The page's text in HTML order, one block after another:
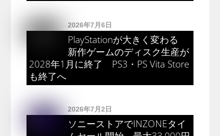
2026年7月6日
PlayStationが大きく変わる
新作ゲームのディスク生産が
2028年1月に終了 PS3・PS Vita Store
も終了へ
2026年7月2日
ソニーストアでINZONEタイ